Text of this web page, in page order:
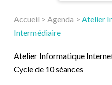
Accueil > Agenda > Atelier
Intermédiaire
Atelier Informatique
Cycle de 10 séances